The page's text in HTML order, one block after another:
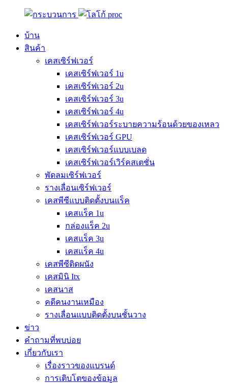
บ้าน
สินค้า
เคสเซิร์ฟเวอร์
เคสเซิร์ฟเวอร์ 1u
เคสเซิร์ฟเวอร์ 2u
เคสเซิร์ฟเวอร์ 3u
เคสเซิร์ฟเวอร์ 4u
เคสเซิร์ฟเวอร์ระบายความร้อนด้วยของเหลว
เคสเซิร์ฟเวอร์ GPU
เคสเซิร์ฟเวอร์แบบเบลด
เคสเซิร์ฟเวอร์เวิร์คสเตชั่น
พัดลมเซิร์ฟเวอร์
รางเลื่อนเซิร์ฟเวอร์
เคสพีซีแบบติดตั้งบนแร็ค
เคสแร็ค 1u
กล่องแร็ค 2u
เคสแร็ค 3u
เคสแร็ค 4u
เคสพีซีติดผนัง
เคสมินิ Itx
เคสนาส
คดีคนงานเหมือง
รางเลื่อนแบบติดตั้งบนชั้นวาง
ข่าว
คำถามที่พบบ่อย
เกี่ยวกับเรา
เรื่องราวของแบรนด์
การเติบโตของข้อมูล